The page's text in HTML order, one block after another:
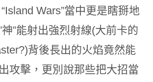
Wars”當中更是瞎掰地
”能射出強烈射線(大前卡的
背後長出的火焰竟然能
攻擊，更別說那些把大招當